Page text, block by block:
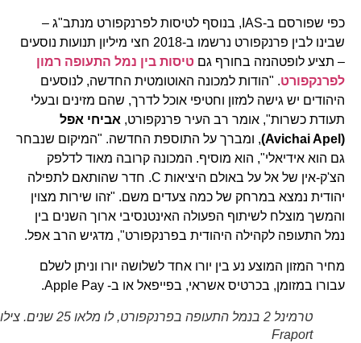
כפי שפורסם ב-IAS, בנוסף לטיסות לפרנקפורט מנתב"ג –
שבינו לבין פרנקפורט נרשמו ב-2018 חצי מיליון תנועות נוסעים
– תציע לופטהנזה בחורף גםטיסות בין נמל התעופה רמון
לפרנקפורט. "הודות למכונה האוטומטית החדשה, לנוסעים
היהודים יש גישה למזון וחטיפי אוכל לדרך, שהם מזינים ובעלי
תעודת כשרות", אומר רב העיר פרנקפורט,אביחי אפל
, ומברך על התוספת החדשה. "המיקום שנבחר
גם הוא אידיאלי", הוא מוסיף. המכונה קרובה מאוד לדלפק
הצ'ק-אין של אל על באולם היציאות C. חדר שהותאם לתפילה
יהודית נמצא במרחק של כמה צעדים משם. "זהו שירות מצוין
והמשך מוצלח לשיתוף הפעולה האינטנסיבי ארוך השנים בין
נמל התעופה לקהילה היהודית בפרנקפורט", מדגיש הרב אפל.
מחיר המזון המוצע נע בין יורו אחד לשלושה יורו וניתן לשלם
עבורו במזומן, בכרטיס אשראי, בפייפאל או ב- Apple Pay.
טרמינל 2 בנמל התעופה בפרנקפורט, לו מלאו 25 שנים. צילום
Fraport